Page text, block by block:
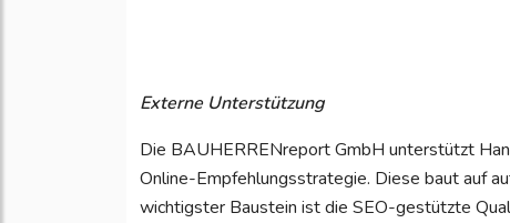
Externe Unterstützung
Die BAUHERRENreport GmbH unterstützt
Online-Empfehlungsstrategie. Diese baut auf
wichtigster Baustein ist die SEO-gestützte